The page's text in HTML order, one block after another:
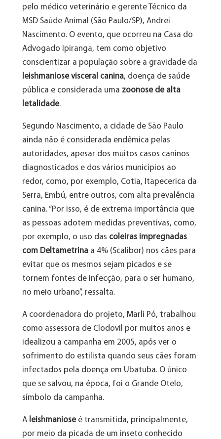
pelo médico veterinário e gerente Técnico da
MSD Saúde Animal (São Paulo/SP), Andrei
Nascimento. O evento, que ocorreu na Casa do
Advogado Ipiranga, tem como objetivo
conscientizar a população sobre a gravidade da
leishmaniose visceral canina, doença de saúde
pública e considerada uma zoonose de alta
letalidade.
Segundo Nascimento, a cidade de São Paulo
ainda não é considerada endêmica pelas
autoridades, apesar dos muitos casos caninos
diagnosticados e dos vários municípios ao
redor, como, por exemplo, Cotia, Itapecerica da
Serra, Embú, entre outros, com alta prevalência
canina. “Por isso, é de extrema importância que
as pessoas adotem medidas preventivas, como,
por exemplo, o uso das coleiras impregnadas
com Deltametrinaa 4% (Scalibor) nos cães para
evitar que os mesmos sejam picados e se
tornem fontes de infecção, para o ser humano,
no meio urbano”, ressalta.
A coordenadora do projeto, Marli Pó, trabalhou
como assessora de Clodovil por muitos anos e
idealizou a campanha em 2005, após ver o
sofrimento do estilista quando seus cães foram
infectados pela doença em Ubatuba. O único
que se salvou, na época, foi o Grande Otelo,
símbolo da campanha.
A leishmanioseé transmitida, principalmente,
por meio da picada de um inseto conhecido